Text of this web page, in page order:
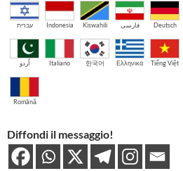
עברית Indonesia Kiswahili فارسی Deutsch
اُردو Italiano 한국어 Ελληνικά Tiếng Việt
Română
Diffondi il messaggio!